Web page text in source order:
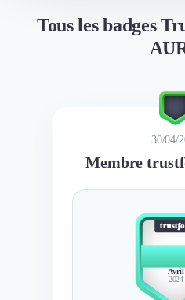
Tous les badges
30/04/
Membre
Avril
2024